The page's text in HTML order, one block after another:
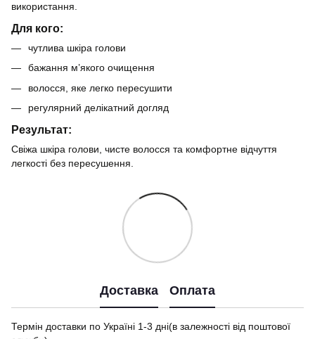
використання.
Для кого:
чутлива шкіра голови
бажання м’якого очищення
волосся, яке легко пересушити
регулярний делікатний догляд
Результат:
Свіжа шкіра голови, чисте волосся та комфортне відчуття
легкості без пересушення.
Доставка Оплата
Термін доставки по Україні 1-3 дні(в залежності від поштової